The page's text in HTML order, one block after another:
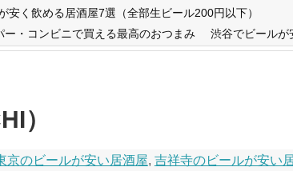
安く飲める居酒屋7選（全部生ビール200円以下）
・コンビニで買える最高のおつまみ
渋谷でビールが
）
京のビールが安い居酒屋, 吉祥寺のビールが安い